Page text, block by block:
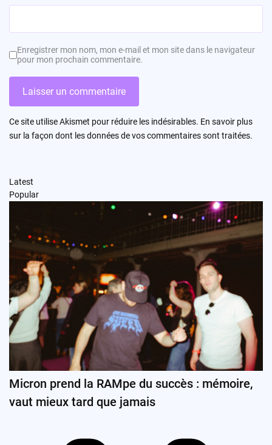
Enregistrer mon nom, mon e-mail et mon site dans le navigateur
pour mon prochain commentaire.
Ce site utilise Akismet pour réduire les indésirables. En savoir plus
sur la façon dont les données de vos commentaires sont traitées.
Latest
Popular
Micron prend la RAMpe du succès : mémoire,
vaut mieux tard que jamais